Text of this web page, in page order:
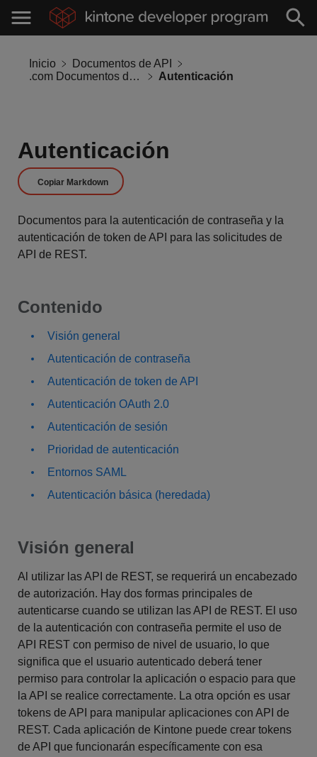
Inicio
Documentos de API
.com Documentos de API
Autenticación
Autenticación
Copiar Markdown
Documentos para la autenticación de contraseña y la
autenticación de token de API para las solicitudes de
API de REST.
Contenido
Visión general
Autenticación de contraseña
Autenticación de token de API
Autenticación OAuth 2.0
Autenticación de sesión
Prioridad de autenticación
Entornos SAML
Autenticación básica (heredada)
Visión general
Al utilizar las API de REST, se requerirá un encabezado
de autorización. Hay dos formas principales de
autenticarse cuando se utilizan las API de REST. El uso
de la autenticación con contraseña permite el uso de
API REST con permiso de nivel de usuario, lo que
significa que el usuario autenticado deberá tener
permiso para controlar la aplicación o espacio para que
la API se realice correctamente. La otra opción es usar
tokens de API para manipular aplicaciones con API de
REST. Cada aplicación de Kintone puede crear tokens
de API que funcionarán específicamente con esa